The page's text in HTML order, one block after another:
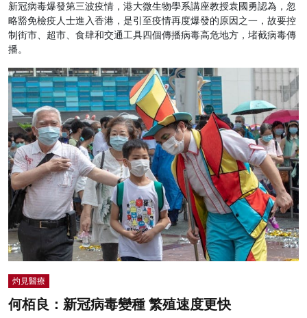
新冠病毒爆發第三波疫情，港大微生物學系講座教授袁國勇認為，忽
略豁免檢疫人士進入香港，是引至疫情再度爆發的原因之一，故要控
制街市、超市、食肆和交通工具四個傳播病毒高危地方，堵截病毒傳
播。
灼見醫療
何栢良：新冠病毒變種 繁殖速度更快